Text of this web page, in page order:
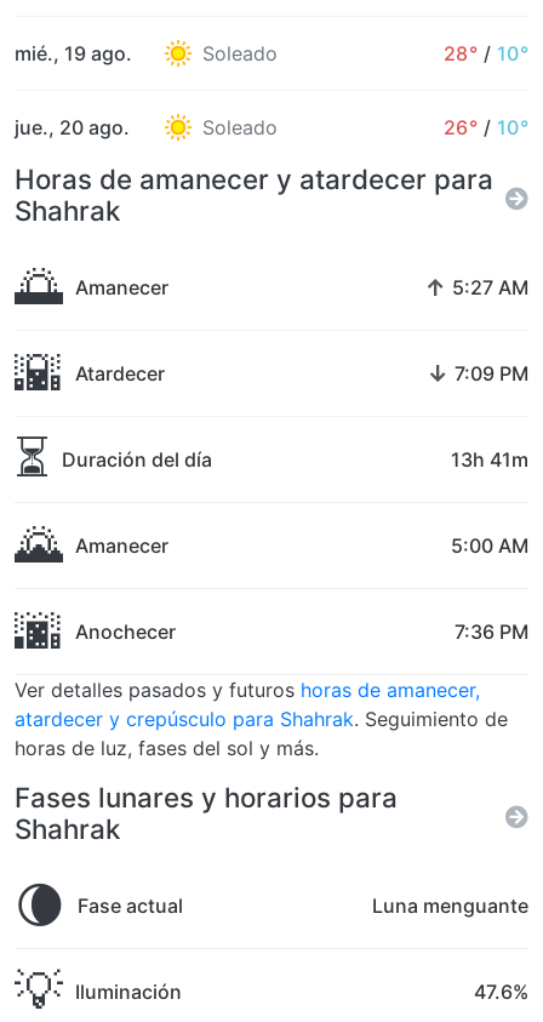
mié., 19 ago. Soleado 28° / 10°
jue., 20 ago. Soleado 26° / 10°
Horas de amanecer y atardecer para
Shahrak
🌅 Amanecer ↑ 5:27 AM
🌇 Atardecer ↓ 7:09 PM
⏳ Duración del día 13h 41m
🌄 Amanecer 5:00 AM
🌆 Anochecer 7:36 PM
Ver detalles pasados y futuros horas de amanecer,
atardecer y crepúsculo para Shahrak. Seguimiento de
horas de luz, fases del sol y más.
Fases lunares y horarios para
Shahrak
🌘 Fase actual Luna menguante
💡 Iluminación 47.6%